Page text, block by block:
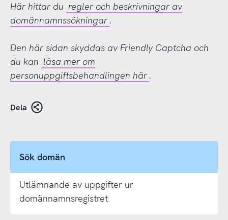
Här hittar du regler och beskrivningar av
domännamnssökningar .
Den här sidan skyddas av Friendly Captcha och
du kan läsa mer om
personuppgiftsbehandlingen här .
Dela
Sök domän
Utlämnande av uppgifter ur
domännamnsregistret